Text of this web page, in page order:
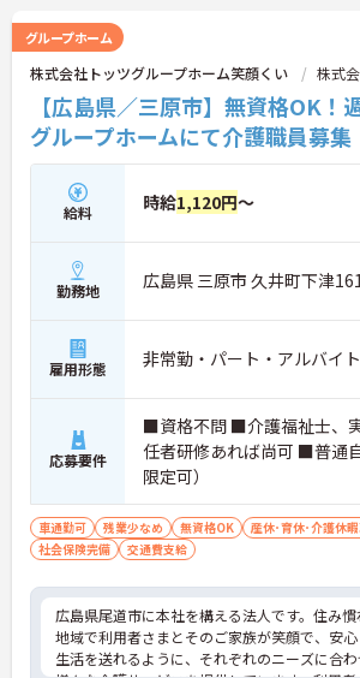
グループホーム
株式会社トッツグループホーム笑顔くい 株式
【広島県／三原市】無資格OK！
グループホームにて介護職員募集
給料 時給1,120円～
勤務地 広島県 三原市 久井町下津
雇用形態 非常勤・パート・アルバイト
応募要件
■資格不問 ■介護福祉士、
任者研修あれば尚可 ■普通
限定可）
車通勤可 残業少なめ 無資格OK
産休･育休･介護休
社会保険完備
交通費支給
広島県尾道市に本社を構える法人です。住み慣
地域で利用者さまとそのご家族が笑顔で、安
生活を送れるように、それぞれのニーズに合わ